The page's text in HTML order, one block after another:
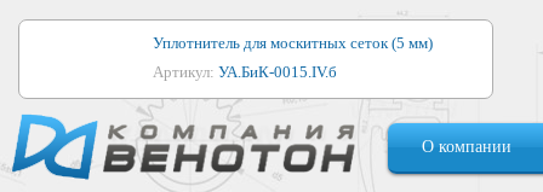
Уплотнитель для москитных сеток (5 мм)
Артикул: УА.БиК-0015.IV.б
Уплотнитель для алюминиевых окон
Артикул:1044 О компании